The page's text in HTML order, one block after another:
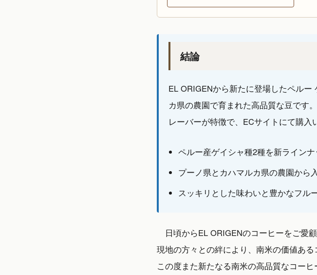
結論
EL ORIGENから新たに登場したペル
カ県の農園で育まれた高品質な豆です
レーバーが特徴で、ECサイトにて購入
ペルー産ゲイシャ種2種を新ライン
プーノ県とカハマルカ県の農園から
スッキリとした味わいと豊かなフル
日頃からEL ORIGENのコーヒーをご愛
現地の方々との絆により、南米の価値あ
この度また新たなる南米の高品質なコー